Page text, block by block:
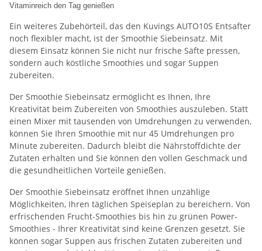
Vitaminreich den Tag genießen
Ein weiteres Zubehörteil, das den Kuvings AUTO10S Entsafter
noch flexibler macht, ist der Smoothie Siebeinsatz. Mit
diesem Einsatz können Sie nicht nur frische Säfte pressen,
sondern auch köstliche Smoothies und sogar Suppen
zubereiten.
Der Smoothie Siebeinsatz ermöglicht es Ihnen, Ihre
Kreativität beim Zubereiten von Smoothies auszuleben. Statt
einen Mixer mit tausenden von Umdrehungen zu verwenden,
können Sie Ihren Smoothie mit nur 45 Umdrehungen pro
Minute zubereiten. Dadurch bleibt die Nährstoffdichte der
Zutaten erhalten und Sie können den vollen Geschmack und
die gesundheitlichen Vorteile genießen.
Der Smoothie Siebeinsatz eröffnet Ihnen unzählige
Möglichkeiten, Ihren täglichen Speiseplan zu bereichern. Von
erfrischenden Frucht-Smoothies bis hin zu grünen Power-
Smoothies - Ihrer Kreativität sind keine Grenzen gesetzt. Sie
können sogar Suppen aus frischen Zutaten zubereiten und